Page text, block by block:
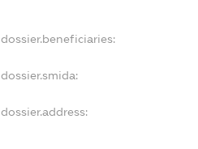
dossier.beneficiaries:
dossier.smida:
dossier.address: